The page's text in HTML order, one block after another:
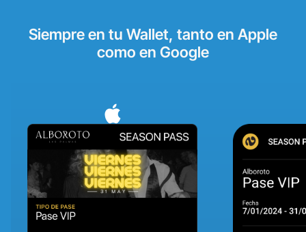
Siempre en tu Wallet, tanto en Apple
como en Google